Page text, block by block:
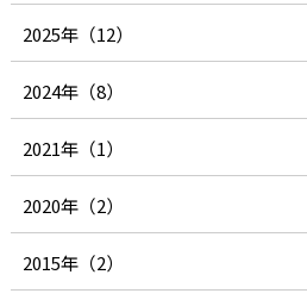
2025年（12）
2024年（8）
2021年（1）
2020年（2）
2015年（2）